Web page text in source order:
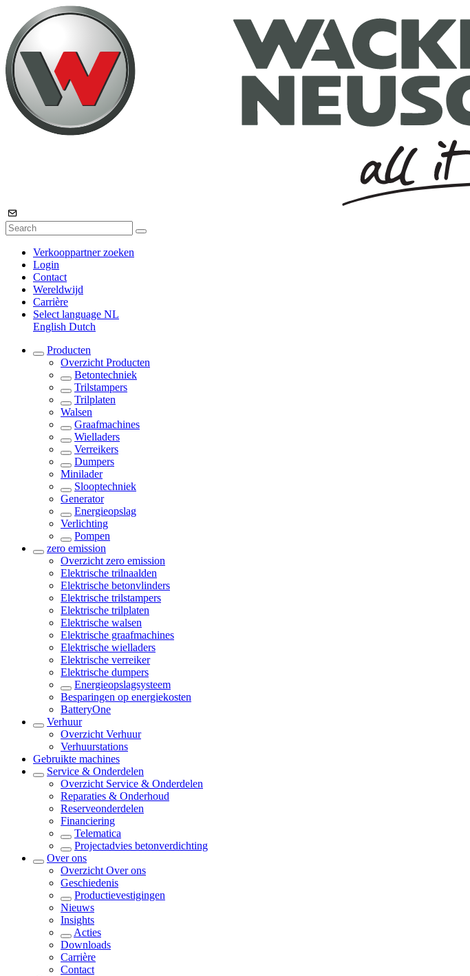
Verkooppartner zoeken
Login
Contact
Wereldwijd
Carrière
Select language NL
English Dutch
Producten
Overzicht Producten
Betontechniek
Trilstampers
Trilplaten
Walsen
Graafmachines
Wielladers
Verreikers
Dumpers
Minilader
Slooptechniek
Generator
Energieopslag
Verlichting
Pompen
zero emission
Overzicht zero emission
Elektrische trilnaalden
Elektrische betonvlinders
Elektrische trilstampers
Elektrische trilplaten
Elektrische walsen
Elektrische graafmachines
Elektrische wielladers
Elektrische verreiker
Elektrische dumpers
Energieopslagsysteem
Besparingen op energiekosten
BatteryOne
Verhuur
Overzicht Verhuur
Verhuurstations
Gebruikte machines
Service & Onderdelen
Overzicht Service & Onderdelen
Reparaties & Onderhoud
Reserveonderdelen
Financiering
Telematica
Projectadvies betonverdichting
Over ons
Overzicht Over ons
Geschiedenis
Productievestigingen
Nieuws
Insights
Acties
Downloads
Carrière
Contact